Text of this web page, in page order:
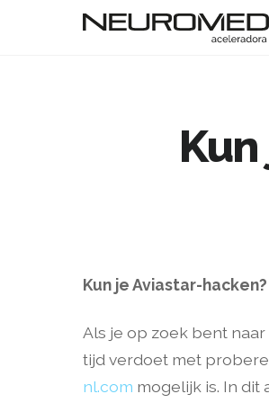
Kun je Aviastar-
Als je op zoek bent
tijd verdoet met
nl.com mogelijk is. In dit